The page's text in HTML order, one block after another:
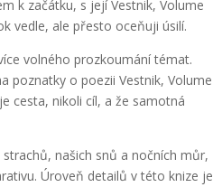
k začátku, s její Vestnik, Volume
vedle, ale přesto oceňuji úsilí.
volného prozkoumání témat.
poznatky o poezii Vestnik, Volume
cesta, nikoli cíl, a že samotná
našich snů a nočních můr,
Úroveň detailů v této knize je